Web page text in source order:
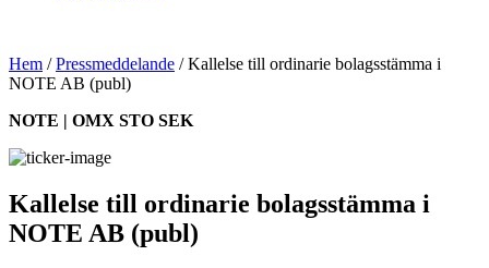
Hem /Pressmeddelande /Kallelse till ordinarie bolagsstämma i
NOTE AB (publ)
NOTE | OMX STO SEK
Kallelse till ordinarie bolagsstämma i
NOTE AB (publ)